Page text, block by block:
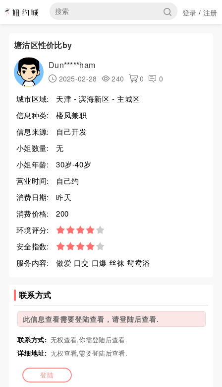
登录 / 注册
塘沽区性价比by
Dun*****ham
2025-02-28 240 0 0
城市区域:
天津 - 滨海新区 - 主城区
信息种类:
楼凤兼职
信息来源:
自己开发
小姐数量:
无
小姐年龄:
30岁-40岁
营业时间:
自己约
消费日期:
昨天
消费价格:
200
环境评分:
安全指数:
服务内容:
做爱 口交 口爆 丝袜 鸳鸯浴
联系方式
此信息查看需要登陆查看，请登陆后查看.
联系方式: 无权查看,你需登陆后查看.
详细地址: 无权查看,需要登陆后查看.
登陆